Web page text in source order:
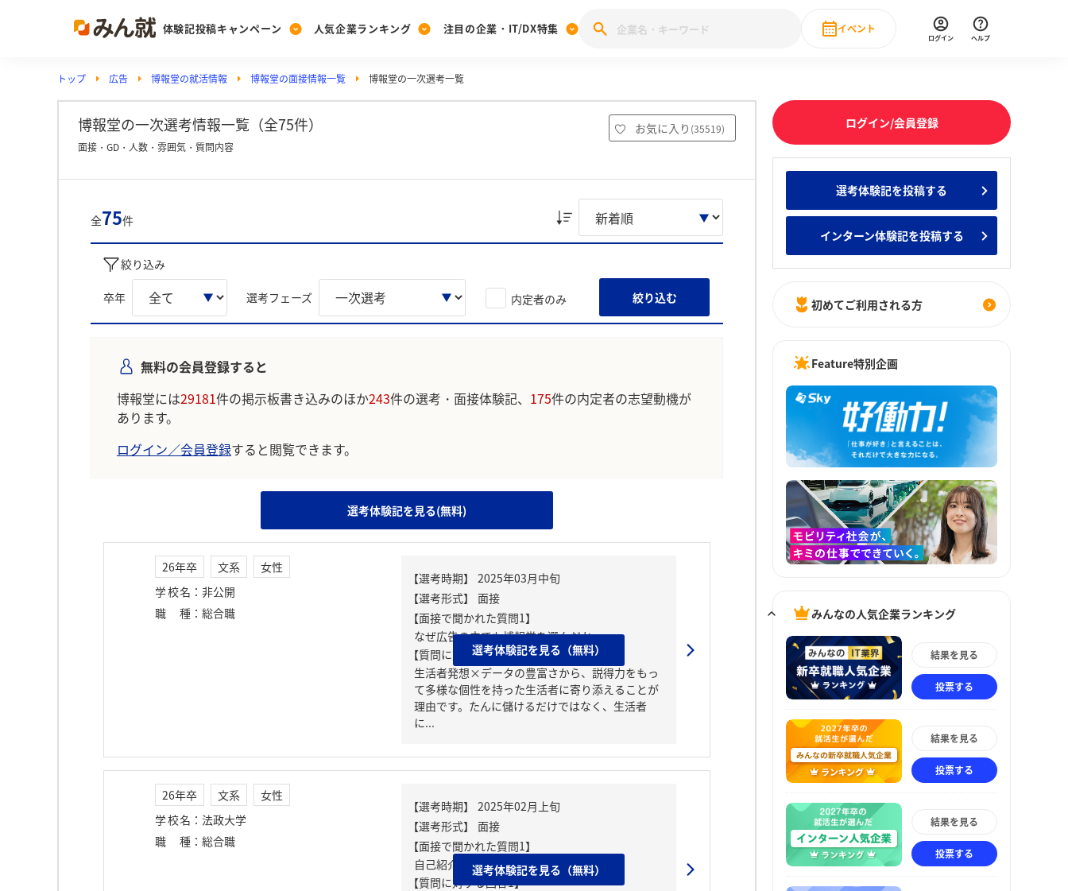
体験記投稿キャンペーン
Post
投稿する
[27卒] 本選考体験記投稿キャンペーン
人気企業ランキング
Ranking
ランキングを見る
Vote みんなの新卒就職人気企業ランキング みんなのインターン人気企業ランキ
注目の企業・IT/DX特集
PickUp
注目の企業特集
28卒 IT・DX現場社員インタビュー
イベント
直近のイベント一覧
ログイン ヘルプ
トップ 広告 博報堂の就活情報 博報堂の面接情報一覧 博報堂の一次選考一覧
博報堂の一次選考情報一覧（全75件） お気に入り (35519)
面接・GD・人数・雰囲気・質問内容
全75件
絞り込み
卒年 選考フェーズ 内定者のみ 絞り込む
無料の会員登録すると
博報堂には29181件の掲示板書き込みのほか243件の選考・面接体験記、 175件の内定者の志望動機が
あります。
ログイン／会員登録すると閲覧できます。
選考体験記を見る(無料)
26年卒 文系
女性
学校名 ： 非公開
職種 ： 総合職
【面接で聞かれた質問1】
なぜ広告の中でも博報堂を選んだか
【質問に対する回答1】
生活者発想×データの豊富さから、説得力をもっ
て多様な個性を持った生活者に寄り添えることが
理由です。たんに儲けるだけではなく、生活者
に...
選考体験記を見る（無料）
26年卒 文系
女性
学校名 ： 法政大学
職種 ： 総合職
【面接で聞かれた質問1】
自己紹介、自分が熱中していること
【質問に対する回答1】
選考体験記を見る（無料）
ログイン/会員登録
選考体験記を投稿する
インターン体験記を投稿する
初めてご利用される方
Feature特別企画
みんなの人気企業ランキング
結果を見る
投票する
結果を見る
投票する
結果を見る
投票する